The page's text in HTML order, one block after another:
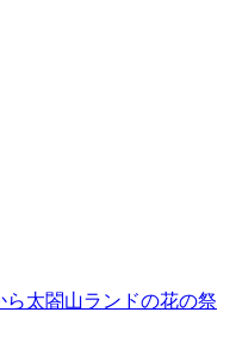
ら太閤山ランドの花の祭